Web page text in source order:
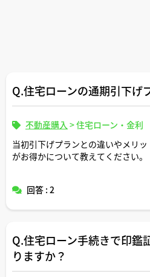
Q.住宅ローンの通期引下げ
不動産購入 >住宅ローン・金利
当初引下げプランとの違いやメリ
がお得かについて教えてください。
回答 : 2
Q.住宅ローン手続きで印鑑
りますか？